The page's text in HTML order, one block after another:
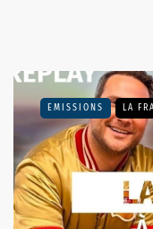
EMISSIONS LA